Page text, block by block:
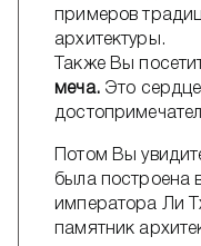
примеров
архитектуры.
Также Вы
меча.Это
Потом Вы
была построена
императора Ли
памятник